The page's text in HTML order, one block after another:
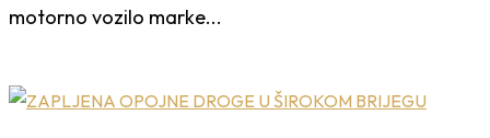
motorno vozilo marke...